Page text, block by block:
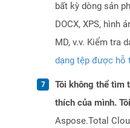
bất kỳ dòng sản
DOCX, XPS, hình
MD, v.v. Kiểm tra
dạng tệp được hỗ
Tôi không thể tìm
thích của mình.
Aspose.Total